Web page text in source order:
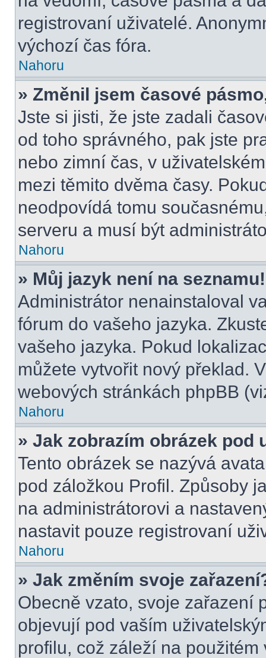
registrovaní uživatelé.
výchozí čas fóra.
Nahoru
» Změnil jsem časové
Jste si jisti, že jste zadali
od toho správného, pak jste
nebo zimní čas, v
mezi těmito dvěma časy.
neodpovídá tomu
serveru a musí být
Nahoru
» Můj jazyk není na seznamu!
Administrátor nenainstaloval
fórum do vašeho jazyka.
vašeho jazyka. Pokud
můžete vytvořit nový překlad.
webových stránkách phpBB
Nahoru
» Jak zobrazím obrázek pod
Tento obrázek se nazývá
pod záložkou Profil. Způsoby
na administrátorovi a
nastavit pouze registrovaní
Nahoru
» Jak změním svoje
Obecně vzato, svoje zařazení
objevují pod vaším
profilu, což záleží na